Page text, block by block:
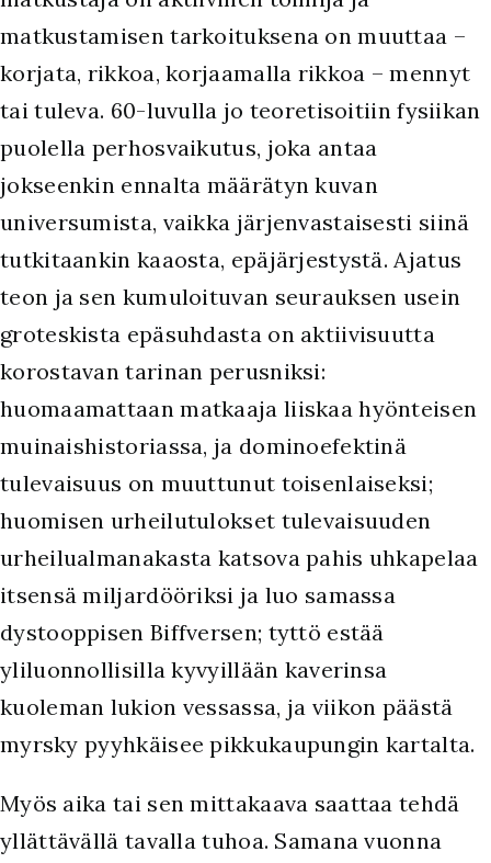
matkustamisen tarkoituksena on muuttaa –
korjata, rikkoa, korjaamalla rikkoa – mennyt
tai tuleva. 60-luvulla jo teoretisoitiin fysiikan
puolella perhosvaikutus, joka antaa
jokseenkin ennalta määrätyn kuvan
universumista, vaikka järjenvastaisesti siinä
tutkitaankin kaaosta, epäjärjestystä. Ajatus
teon ja sen kumuloituvan seurauksen usein
groteskista epäsuhdasta on aktiivisuutta
korostavan tarinan perusniksi:
huomaamattaan matkaaja liiskaa hyönteisen
muinaishistoriassa, ja dominoefektinä
tulevaisuus on muuttunut toisenlaiseksi;
huomisen urheilutulokset tulevaisuuden
urheilualmanakasta katsova pahis uhkapelaa
itsensä miljardööriksi ja luo samassa
dystooppisen Biffversen; tyttö estää
yliluonnollisilla kyvyillään kaverinsa
kuoleman lukion vessassa, ja viikon päästä
myrsky pyyhkäisee pikkukaupungin kartalta.
Myös aika tai sen mittakaava saattaa tehdä
yllättävällä tavalla tuhoa. Samana vuonna